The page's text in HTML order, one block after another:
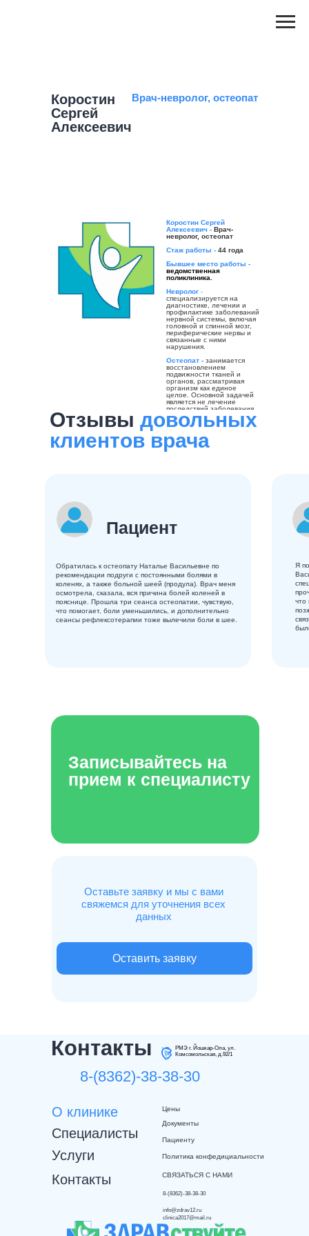
Коростин
Сергей
Алексеевич
Врач-невролог, остеопат
Коростин Сергей
Алексеевич - Врач-
невролог, остеопат
Стаж работы - 44 года
Бывшее место работы -
ведомственная
поликлиника.
Невролог -
специализируется на
диагностике, лечении и
профилактике заболеваний
нервной системы, включая
головной и спинной мозг,
периферические нервы и
связанные с ними
нарушения.
Остеопат - занимается
восстановлением
подвижности тканей и
органов, рассматривая
организм как единое
целое. Основной задачей
является не лечение
последствий заболевания,
а устранение его
первопричины.
Отзывы довольных
клиентов врача
Пациент
Обратилась к остеопату Наталье Васильевне по
рекомендации подруги с постоянными болями в
коленях, а также больной шеей (продула). Врач меня
осмотрела, сказала, вся причина болей коленей в
пояснице. Прошла три сеанса остеопатии, чувствую,
что помогает, боли уменьшились, и дополнительно
сеансы рефлексотерапии тоже вылечили боли в шее.
Я
что
Записывайтесь на
прием к специалисту
Оставьте заявку и мы с вами
свяжемся для уточнения всех
данных
Оставить заявку
Контакты
РМЭ г. Йошкар-Ола, ул.
Комсомольская, д.92/1
8-(8362)-38-38-30
О клинике
Специалисты
Услуги
Контакты
Цены
Документы
Пациенту
Политика конфедициальности
СВЯЗАТЬСЯ С НАМИ
8-(8362)-38-38-30
info@zdrav12.ru
clinica2017@mail.ru